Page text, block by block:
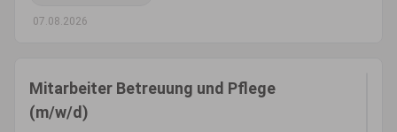
07.08.2026
Mitarbeiter Betreuung und Pflege
(m/w/d)